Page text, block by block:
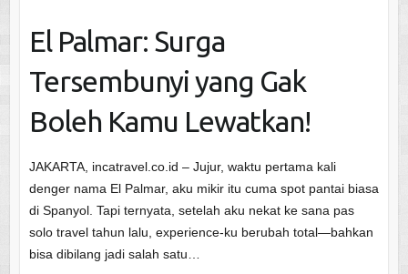
El Palmar: Surga
Tersembunyi yang Gak
Boleh Kamu Lewatkan!
JAKARTA, incatravel.co.id – Jujur, waktu pertama kali
denger nama El Palmar, aku mikir itu cuma spot pantai biasa
di Spanyol. Tapi ternyata, setelah aku nekat ke sana pas
solo travel tahun lalu, experience-ku berubah total—bahkan
bisa dibilang jadi salah satu…